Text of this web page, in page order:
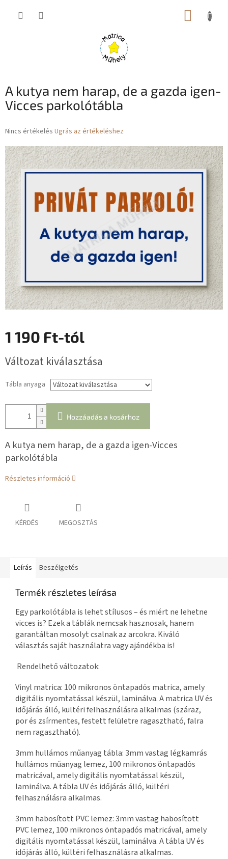
KOSÁR
A kutya nem harap, de a gazda igen-
Vicces parkolótábla
A
átlagos
értékelése
5-
ből
0,0
csillag.
Nincs értékelés Ugrás az értékeléshez
1 190 Ft-tól
Változat kiválasztása
Tábla anyaga
Hozzáadás a kosárhoz
A kutya nem harap, de a gazda igen-Vicces
parkolótábla
Részletes információ
KÉRDÉS MEGOSZTÁS
Leírás Beszélgetés
Termék részletes leírása
Egy parkolótábla is lehet stílusos – és miért ne lehetne
vicces is? Ezek a táblák nemcsak hasznosak, hanem
garantáltan mosolytcsalnak az arcokra. Kiváló
választás saját használatra vagy ajándékba is!
Rendelhető változatok:
Vinyl matrica: 100 mikronos öntapadós matrica, amely
digitális nyomtatással készül, laminálva. A matrica UV és
időjárás álló, kültéri felhasználásra alkalmas (száraz,
por és zsírmentes, festett felületre ragasztható, falra
nem ragasztható).
3mm hullámos műanyag tábla: 3mm vastag légkamrás
hullámos műanyag lemez, 100 mikronos öntapadós
matricával, amely digitális nyomtatással készül,
laminálva. A tábla UV és időjárás álló, kültéri
felhasználásra alkalmas.
3mm habosított PVC lemez: 3mm vastag habosított
PVC lemez, 100 mikronos öntapadós matricával, amely
digitális nyomtatással készül, laminálva. A tábla UV és
időjárás álló, kültéri felhasználásra alkalmas.